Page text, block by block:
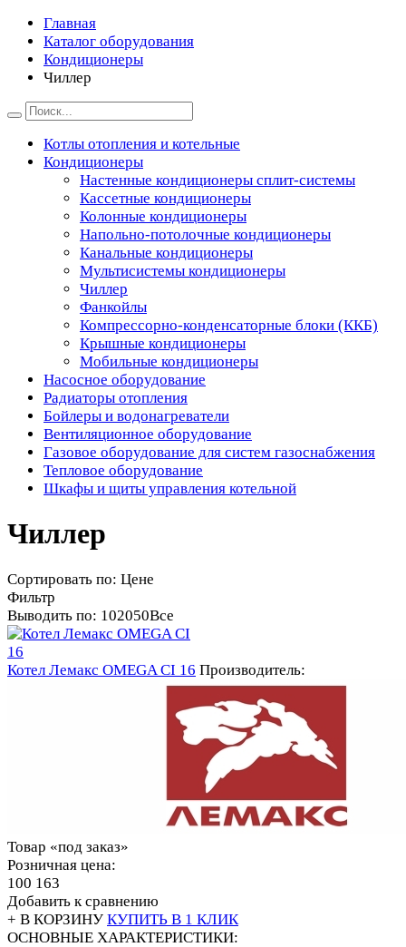
Главная
Каталог оборудования
Кондиционеры
Чиллер
Котлы отопления и котельные
Кондиционеры
Настенные кондиционеры сплит-системы
Кассетные кондиционеры
Колонные кондиционеры
Напольно-потолочные кондиционеры
Канальные кондиционеры
Мультисистемы кондиционеры
Чиллер
Фанкойлы
Компрессорно-конденсаторные блоки (ККБ)
Крышные кондиционеры
Мобильные кондиционеры
Насосное оборудование
Радиаторы отопления
Бойлеры и водонагреватели
Вентиляционное оборудование
Газовое оборудование для систем газоснабжения
Тепловое оборудование
Шкафы и щиты управления котельной
Чиллер
Сортировать по: Цене
Фильтр
Выводить по: 102050Все
Котел Лемакс OMEGA CI 16 Производитель:
Товар «под заказ»
Розничная цена:
100 163
Добавить к сравнению
+ В КОРЗИНУ КУПИТЬ В 1 КЛИК
ОСНОВНЫЕ ХАРАКТЕРИСТИКИ: